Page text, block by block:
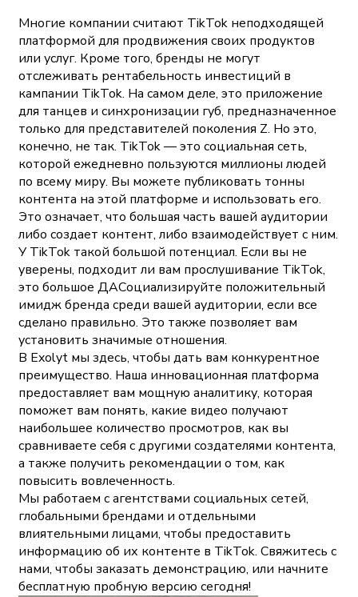
Многие компании считают TikTok неподходящей
платформой для продвижения своих продуктов
или услуг. Кроме того, бренды не могут
отслеживать рентабельность инвестиций в
кампании TikTok. На самом деле, это приложение
для танцев и синхронизации губ, предназначенное
только для представителей поколения Z. Но это,
конечно, не так. TikTok — это социальная сеть,
которой ежедневно пользуются миллионы людей
по всему миру. Вы можете публиковать тонны
контента на этой платформе и использовать его.
Это означает, что большая часть вашей аудитории
либо создает контент, либо взаимодействует с ним.
У TikTok такой большой потенциал. Если вы не
уверены, подходит ли вам прослушивание TikTok,
это большое ДАСоциализируйте положительный
имидж бренда среди вашей аудитории, если все
сделано правильно. Это также позволяет вам
установить значимые отношения.
В Exolyt мы здесь, чтобы дать вам конкурентное
преимущество. Наша инновационная платформа
предоставляет вам мощную аналитику, которая
поможет вам понять, какие видео получают
наибольшее количество просмотров, как вы
сравниваете себя с другими создателями контента,
а также получить рекомендации о том, как
повысить вовлеченность.
Мы работаем с агентствами социальных сетей,
глобальными брендами и отдельными
влиятельными лицами, чтобы предоставить
информацию об их контенте в TikTok. Свяжитесь с
нами, чтобы заказать демонстрацию, или начните
бесплатную пробную версию сегодня!